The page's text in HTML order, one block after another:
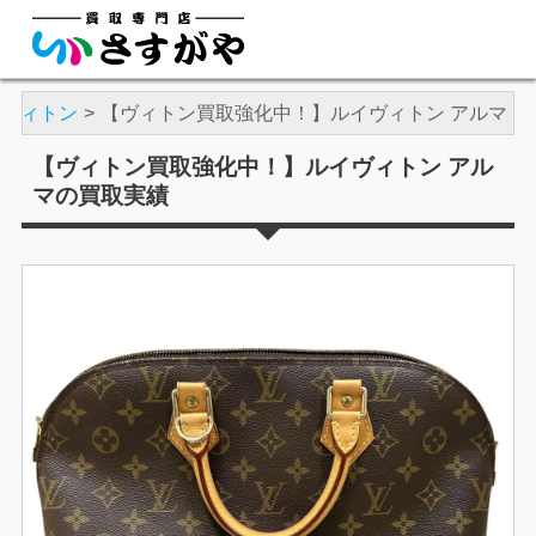
ィトン 【ヴィトン買取強化中！】ルイヴィトン アルマ
【ヴィトン買取強化中！】ルイヴィトン アル
マの買取実績